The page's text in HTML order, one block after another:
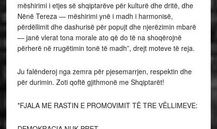
mëshirimi i etjes së shqiptarëve për kulturë dhe dritë, dhe
Nënë Tereza — mëshirimi ynë i madh i harmonisë,
përdëllimit dhe dashurisë për popujt dhe njerëzimin mbarë
— janë vlerat tona morale ato që do të na shoqërojnë
përherë në rrugëtimin tonë të madh”, drejt moteve të reja.
Ju falënderoj nga zemra për pjesemarrjen, respektin dhe
për durimin. Zoti qoftë gjithmonë me Shqiptarët!
*FJALA ME RASTIN E PROMOVIMIT TË TRE VËLLIMEVE: